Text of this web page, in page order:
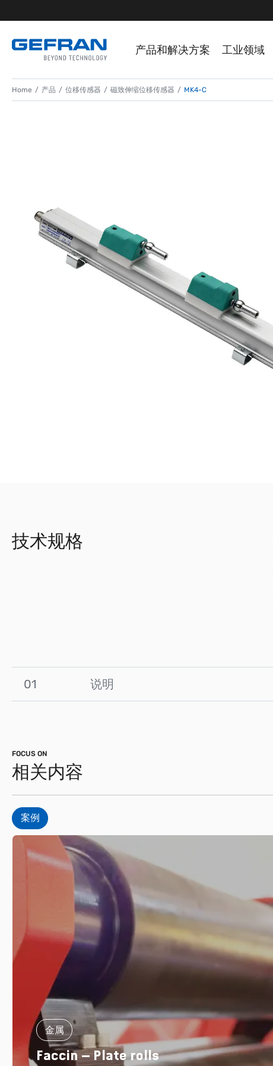
产品和解决方案 工业领域
Home 产品 位移传感器 磁致伸缩位移传感器 MK4-C
技术规格
01 说明
FOCUS ON
相关内容
案例
金属
Faccin – Plate rolls